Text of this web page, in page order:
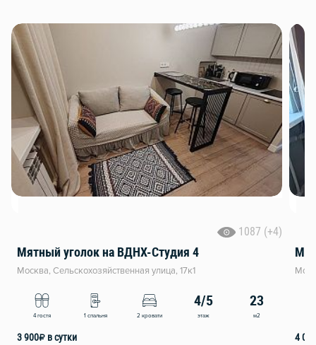
1087 (+4)
Мятный уголок на ВДНХ-Студия 4
Москва, Сельскохозяйственная улица, 17к1
4 гостя 1 спальня 2 кровати
4/5
этаж
23
м2
3 900₽ в сутки 4 000